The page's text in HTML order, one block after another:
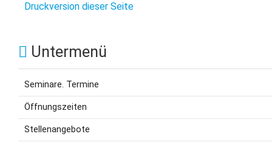
Druckversion dieser Seite
Untermenü
Seminare. Termine
Öffnungszeiten
Stellenangebote